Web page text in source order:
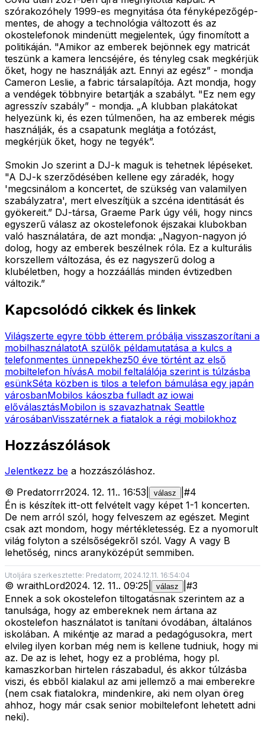
szórakozóhely 1999-es megnyitása óta fényképezőgép-
mentes, de ahogy a technológia változott és az
okostelefonok mindenütt megjelentek, úgy finomított a
politikáján. "Amikor az emberek bejönnek egy matricát
teszünk a kamera lencséjére, és tényleg csak megkérjük
őket, hogy ne használják azt. Ennyi az egész” - mondja
Cameron Leslie, a fabric társalapítója. Azt mondja, hogy
a vendégek többnyire betartják a szabályt. "Ez nem egy
agresszív szabály” - mondja. „A klubban plakátokat
helyezünk ki, és ezen túlmenően, ha az emberek mégis
használják, és a csapatunk meglátja a fotózást,
megkérjük őket, hogy ne tegyék”.
Smokin Jo szerint a DJ-k maguk is tehetnek lépéseket.
"A DJ-k szerződésében kellene egy záradék, hogy
'megcsinálom a koncertet, de szükség van valamilyen
szabályzatra', mert elveszítjük a szcéna identitását és
gyökereit.” DJ-társa, Graeme Park úgy véli, hogy nincs
egyszerű válasz az okostelefonok éjszakai klubokban
való használatára, de azt mondja: „Nagyon-nagyon jó
dolog, hogy az emberek beszélnek róla. Ez a kulturális
korszellem változása, és ez nagyszerű dolog a
klubéletben, hogy a hozzáállás minden évtizedben
változik.”
Kapcsolódó cikkek és linkek
Világszerte egyre több étterem próbálja visszaszorítani a
mobilhasználatotA szülők példamutatása a kulcs a
telefonmentes ünnepekhez50 éve történt az első
mobiltelefon hívásA mobil feltalálója szerint is túlzásba
esünkSéta közben is tilos a telefon bámulása egy japán
városbanMobilos káoszba fulladt az iowai
előválasztásMobilon is szavazhatnak Seattle
városábanVisszatérnek a fiatalok a régi mobilokhoz
Hozzászólások
Jelentkezz be a hozzászóláshoz.
© Predatorrr2024. 12. 11.. 16:53 válasz #4
Én is készítek itt-ott felvételt vagy képet 1-1 koncerten.
De nem arról szól, hogy felveszem az egészet. Megint
csak azt mondom, hogy mértékletesség. Ez a nyomorult
világ folyton a szélsőségekről szól. Vagy A vagy B
lehetőség, nincs aranyközépút semmiben.
Utoljára szerkesztette: Predatorrr, 2024.12.11. 16:54:04
© wraithLord2024. 12. 11.. 09:25 válasz #3
Ennek a sok okostelefon tiltogatásnak szerintem az a
tanulsága, hogy az embereknek nem ártana az
okostelefon használatot is tanítani óvodában, általános
iskolában. A mikéntje az marad a pedagógusokra, mert
elvileg ilyen korban még nem is kellene tudniuk, hogy mi
az. De az is lehet, hogy ez a probléma, hogy pl.
kamaszkorban hirtelen rászabadul, és akkor túlzásba
viszi, és ebből kialakul az ami jellemző a mai emberekre
(nem csak fiatalokra, mindenkire, aki nem olyan öreg
ahhoz, hogy már csak senior mobiltelefont lehetett adni
neki).